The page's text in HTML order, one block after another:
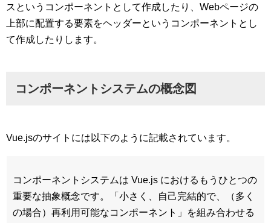
スというコンポーネントとして作成したり、Webページの
上部に配置する要素をヘッダーというコンポーネントとし
て作成したりします。
コンポーネントシステムの概念図
Vue.jsのサイトには以下のように記載されています。
コンポーネントシステムは Vue.js におけるもうひとつの
重要な抽象概念です。「小さく、自己完結的で、（多く
の場合）再利用可能なコンポーネント」を組み合わせる